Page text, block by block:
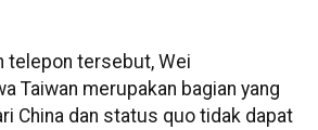
telepon tersebut, Wei
Taiwan merupakan bagian yang
China dan status quo tidak dapat